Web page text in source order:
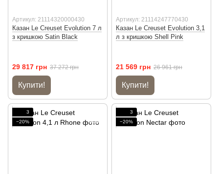
Артикул: 21114320000430
Казан Le Creuset Evolution 7 л
з кришкою Satin Black
29 817 грн 37 272 грн
Купити!
Артикул: 21114247770430
Казан Le Creuset Evolution 3,1
л з кришкою Shell Pink
21 569 грн 26 961 грн
Купити!
3
−20%
3
−20%